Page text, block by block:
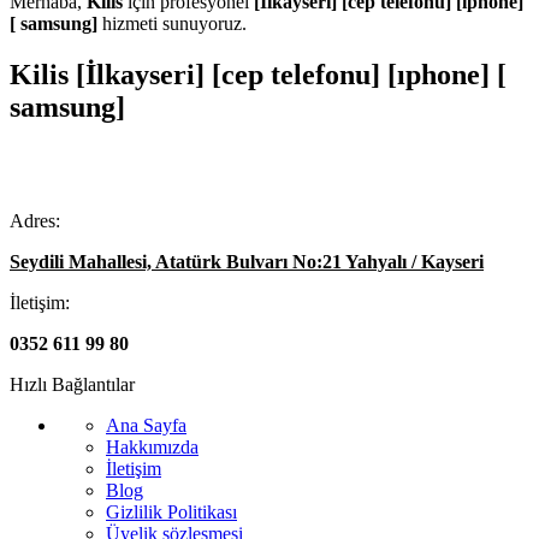
[ samsung] hizmeti sunuyoruz.
Kilis [İlkayseri] [cep telefonu] [ıphone] [
samsung]
Adres:
Seydili Mahallesi, Atatürk Bulvarı No:21 Yahyalı / Kayseri
İletişim:
0352 611 99 80
Hızlı Bağlantılar
Ana Sayfa
Hakkımızda
İletişim
Blog
Gizlilik Politikası
Üyelik sözleşmesi